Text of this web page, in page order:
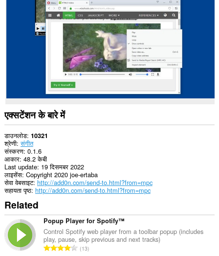
the
clipboard.
यह
एक्सटेंशन
आपके
ब्राउज़िंग
इतिहास
को
पढ़
सकता
है
और
संशोधित
कर
सकता
है।
This
extension
एक्सटेंशन के बारे में
डाउनलोड 10321
श्रेणी संगीत
संस्करण 0.1.6
आकार 48.2 केबी
Last update 19 दिसमबर 2022
लाइसेंस Copyright 2020 joe-ertaba
सेवा वेबसाइट http://add0n.com/send-to.html?from=mpc
सहायता पृष्ठ http://add0n.com/send-to.html?from=mpc
Related
Popup Player for Spotify™
Control Spotify web player from a toolbar popup (includes
play, pause, skip previous and next tracks)
रे 13